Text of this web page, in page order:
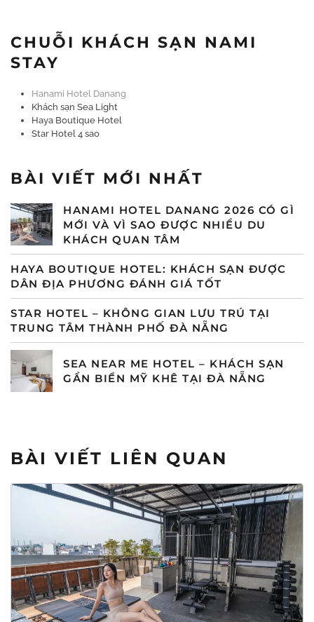
CHUỖI KHÁCH SẠN NAMI
STAY
Hanami Hotel Danang
Khách sạn Sea Light
Haya Boutique Hotel
Star Hotel 4 sao
BÀI VIẾT MỚI NHẤT
HANAMI HOTEL DANANG 2026 CÓ GÌ
MỚI VÀ VÌ SAO ĐƯỢC NHIỀU DU
KHÁCH QUAN TÂM
HAYA BOUTIQUE HOTEL: KHÁCH SẠN ĐƯỢC
DÂN ĐỊA PHƯƠNG ĐÁNH GIÁ TỐT
STAR HOTEL – KHÔNG GIAN LƯU TRÚ TẠI
TRUNG TÂM THÀNH PHỐ ĐÀ NẴNG
SEA NEAR ME HOTEL – KHÁCH SẠN
GẦN BIỂN MỸ KHÊ TẠI ĐÀ NẴNG
BÀI VIẾT LIÊN QUAN